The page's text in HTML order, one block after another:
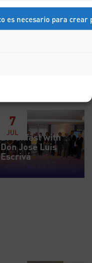
es necesario para
7
JUL
Breakfast with
Don José Luis
Escrivá